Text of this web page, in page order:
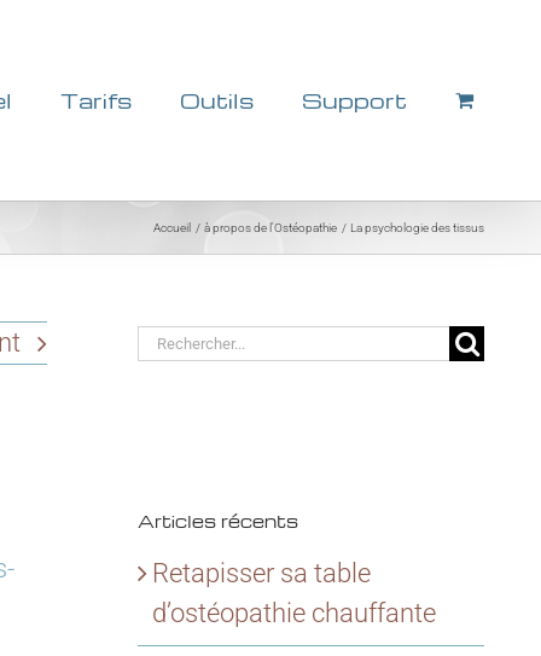
Tarifs Outils Support
Accueil à propos de l'Ostéopathie La psychologie des tissus
Rechercher:
Articles récents
Retapisser sa table
d’ostéopathie chauffante